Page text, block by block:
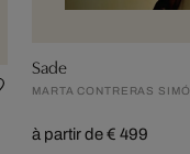
Sade
MARTA CONTRERAS SIMÓ
à partir de € 499